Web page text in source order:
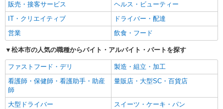
販売・接客サービス
ヘルス・ビューティー
IT・クリエイティブ
ドライバー・配達
営業
飲食・フード
松本市の人気の職種からバイト・アルバイト・パートを探す
ファストフード・デリ
製造・組立・加工
看護師・保健師・看護助手・助産
師
量販店・大型SC・百貨店
大型ドライバー スイーツ・ケーキ・パン